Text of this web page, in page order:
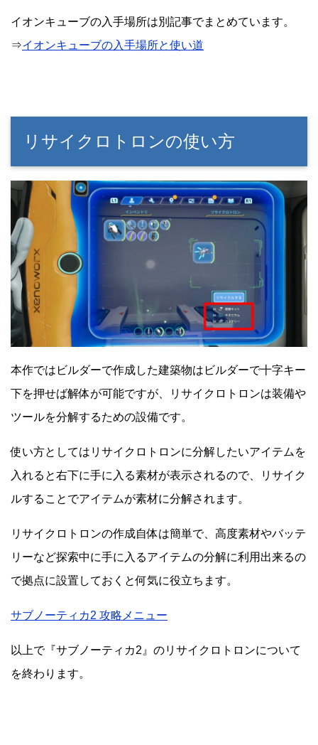
イオンキューブの入手場所は別記事でまとめています。
⇒イオンキューブの入手場所と使い道
リサイクロトロンの使い方
本作ではビルダーで作成した建築物はビルダーで十字キー
下を押せば解体が可能ですが、リサイクロトロンは装備や
ツールを分解するための設備です。
使い方としてはリサイクロトロンに分解したいアイテムを
入れると右下に手に入る素材が表示されるので、リサイク
ルすることでアイテムが素材に分解されます。
リサイクロトロンの作成自体は簡単で、高度素材やバッテ
リーなど探索中に手に入るアイテムの分解に利用出来るの
で拠点に設置しておくと何気に役立ちます。
サブノーティカ2 攻略メニュー
以上で『サブノーティカ2』のリサイクロトロンについて
を終わります。